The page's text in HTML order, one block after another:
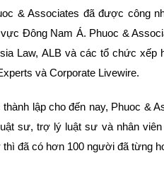
& Associates đã được công
Đông Nam Á. Phuoc &
Law, ALB và các tổ chức
và Corporate Livewire.
lập cho đến nay, Phuoc &
sư, trợ lý luật sư và nhân
thì đã có hơn 100 người đã từng